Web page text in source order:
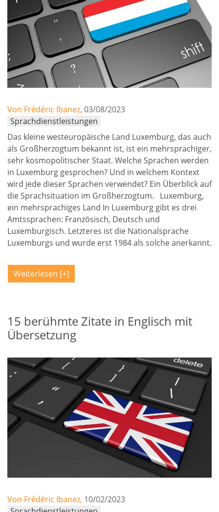
Von Frédéric Ibanez, 03/08/2023
Sprachdienstleistungen
Das kleine westeuropäische Land Luxemburg, das auch
als Großherzogtum bekannt ist, ist ein mehrsprachiger,
sehr kosmopolitischer Staat. Welche Sprachen werden
in Luxemburg gesprochen? Und in welchem Kontext
wird jede dieser Sprachen verwendet? Ein Überblick auf
die Sprachsituation im Großherzogtum. Luxemburg,
ein mehrsprachiges Land In Luxemburg gibt es drei
Amtssprachen: Französisch, Deutsch und
Luxemburgisch. Letzteres ist die Nationalsprache
Luxemburgs und wurde erst 1984 als solche anerkannt.
Weiterlesen
15 berühmte Zitate in Englisch mit
Übersetzung
Von Frédéric Ibanez, 10/02/2023